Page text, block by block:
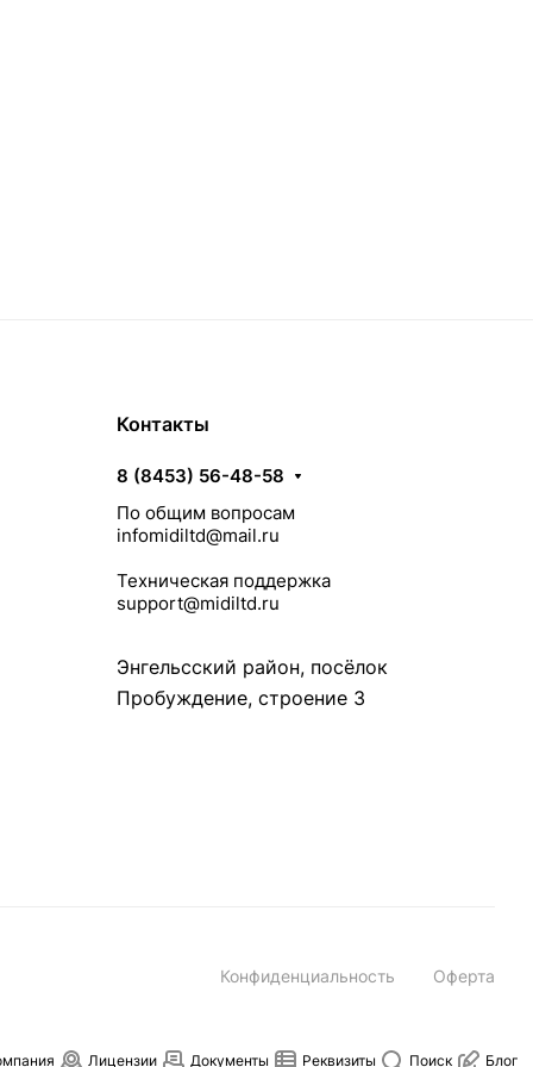
Контакты
8 (8453) 56-48-58
По общим вопросам
infomidiltd@mail.ru
Техническая поддержка
support@midiltd.ru
Энгельсский район, посёлок
Пробуждение, строение 3
Конфиденциальность Оферта
Лицензии Документы Реквизиты Поиск Блог